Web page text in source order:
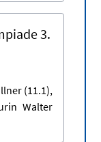
3.
(11.1),
Walter